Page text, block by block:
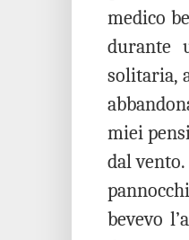
medico
durante
solitaria,
miei
dal
bevevo